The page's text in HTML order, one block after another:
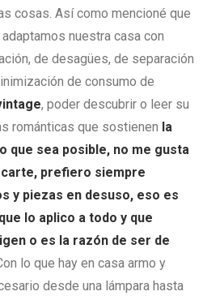
cosas. Así como mencioné que
nuestra casa con
de desagües, de separación
de consumo de
, poder descubrir o leer su
románticas que sostienen la
que sea posible, no me gusta
prefiero siempre
y piezas en desuso, eso es
lo aplico a todo y que
o es la razón de ser de
lo que hay en casa armo y
desde una lámpara hasta